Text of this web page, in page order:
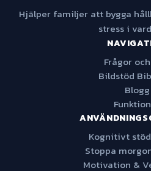
Hjälper familjer att bygga
stress i
Frågor
Bildstöd
Blogg
Kognitivt
Stoppa
Motivation &